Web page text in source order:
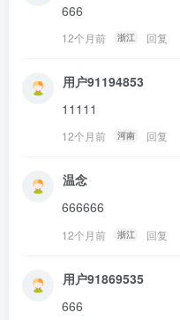
666
12个月前 浙江 回复
用户91194853
11111
12个月前 河南 回复
温念
666666
12个月前 浙江 回复
用户91869535
666